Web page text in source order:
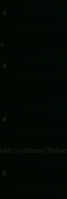
4
4
4
vychlazený
5